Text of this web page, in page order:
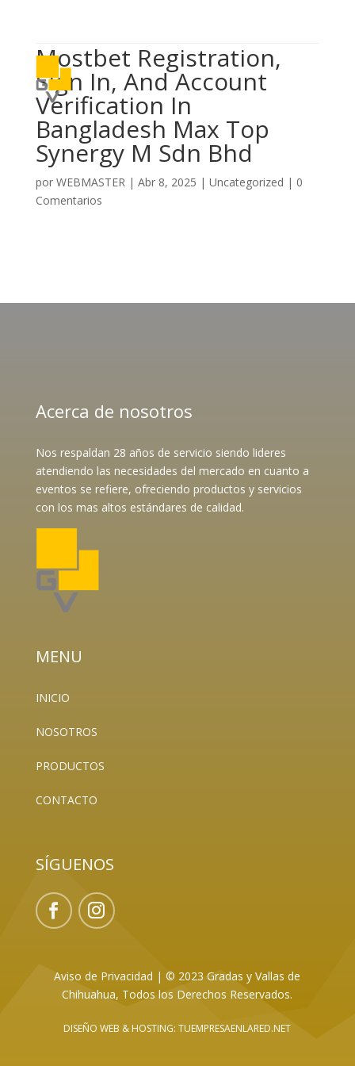
Mostbet Registration,
Sign In, And Account
Verification In
Bangladesh Max Top
Synergy M Sdn Bhd
por WEBMASTER| Abr 8, 2025 | Uncategorized | 0
Comentarios
Acerca de nosotros
Nos respaldan 28 años de servicio siendo lideres
atendiendo las necesidades del mercado en cuanto a
eventos se refiere, ofreciendo productos y servicios
con los mas altos estándares de calidad.
MENU
INICIO
NOSOTROS
PRODUCTOS
CONTACTO
SÍGUENOS
Aviso de Privacidad |© 2023 Gradas y Vallas de
Chihuahua, Todos los Derechos Reservados.
DISEÑO WEB & HOSTING: TUEMPRESAENLARED.NET